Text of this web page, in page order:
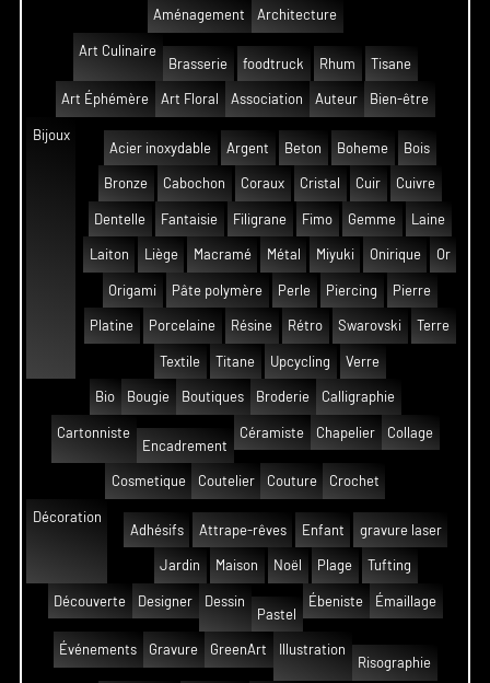
Aménagement Architecture
Art Culinaire
Brasserie
foodtruck Rhum Tisane
Art Éphémère Art Floral Association Auteur Bien-être
Bijoux
Acier inoxydable
Argent Beton Boheme Bois
Bronze Cabochon Coraux Cristal Cuir Cuivre
Dentelle Fantaisie Filigrane Fimo Gemme Laine
Laiton Liège Macramé Métal Miyuki Onirique Or
Origami Pâte polymère Perle Piercing Pierre
Platine Porcelaine Résine Rétro Swarovski Terre
Textile Titane Upcycling Verre
Bio Bougie Boutiques Broderie Calligraphie
Cartonniste
Encadrement
Céramiste Chapelier Collage
Cosmetique Coutelier Couture Crochet
Décoration
Adhésifs
Attrape-rêves Enfant gravure laser
Jardin Maison Noël Plage Tufting
Découverte Designer
Dessin
Pastel
Ébeniste Émaillage
Événements Gravure GreenArt
Illustration
Risographie